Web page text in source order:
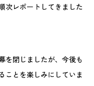
次レポートしてきました
を閉じましたが、今後も
ことを楽しみにしていま